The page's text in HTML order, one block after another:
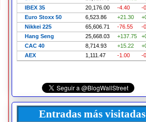
Entradas más visitadas